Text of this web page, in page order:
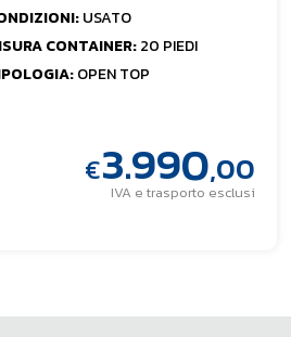
USATO
CONTAINER:20 PIEDI
OPEN TOP
€3.990,00
IVA e trasporto esclusi